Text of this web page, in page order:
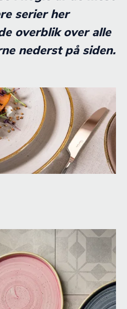
serier her
overblik over alle
nederst på siden.